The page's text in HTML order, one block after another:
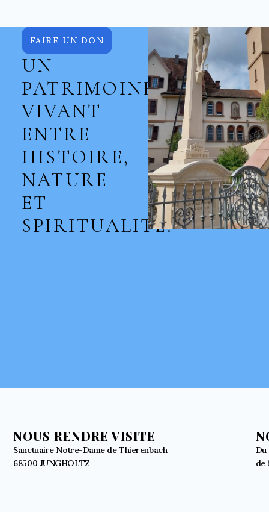
FAIRE UN DON
UN
PATRIMOINE
VIVANT
ENTRE
HISTOIRE,
NATURE
ET
SPIRITUALITÉ.
NOUS RENDRE VISITE
Sanctuaire Notre-Dame de Thierenbach
68500 JUNGHOLTZ
de